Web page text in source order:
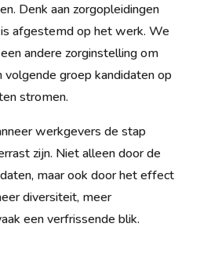
Denk aan zorgopleidingen
afgestemd op het werk. We
andere zorginstelling om
volgende groep kandidaten op
stromen.
werkgevers de stap
zijn. Niet alleen door de
maar ook door het effect
diversiteit, meer
een verfrissende blik.